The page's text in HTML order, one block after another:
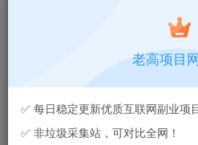
老高项目
✅ 每日稳定更新优质互联网副业项
✅ 非垃圾采集站，可对比全网！